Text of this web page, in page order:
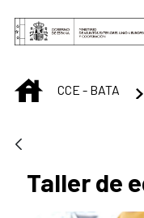
Saltar al contenido
INICIOCCE - BATA
Taller de